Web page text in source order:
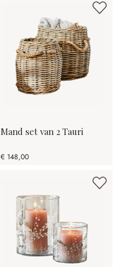
Mand set van 2 Tauri
€ 148,00